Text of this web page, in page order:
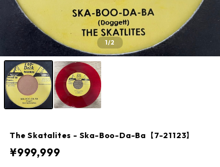
1/2
The Skatalites - Ska-Boo-Da-Ba【7-21123】
¥999,999